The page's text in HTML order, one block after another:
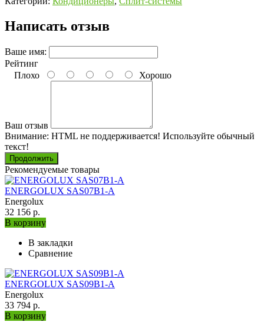
Написать отзыв
Ваше имя:
Рейтинг
Плохо
Хорошо
Ваш отзыв
Внимание: HTML не поддерживается! Используйте обычный
текст!
Продолжить
Рекомендуемые товары
ENERGOLUX SAS07B1-A
Energolux
32 156 р.
В корзину
В закладки
Сравнение
ENERGOLUX SAS09B1-A
Energolux
33 794 р.
В корзину